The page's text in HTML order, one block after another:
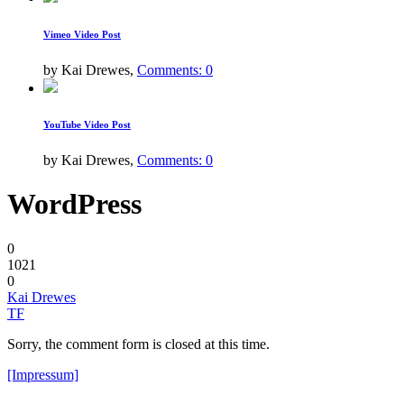
Vimeo Video Post
by Kai Drewes, Comments: 0
YouTube Video Post
by Kai Drewes, Comments: 0
WordPress
0
1021
0
Kai Drewes
TF
Sorry, the comment form is closed at this time.
[Impressum]